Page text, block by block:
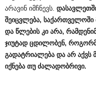
არავინ იმჩნევს.
შეიცვლება, საქართველოში
და წლების კი არა,
ჯიუტად ცდილობენ,
გადატრიალება და არ აქვს
იქნება თუ ძალადობრივი.